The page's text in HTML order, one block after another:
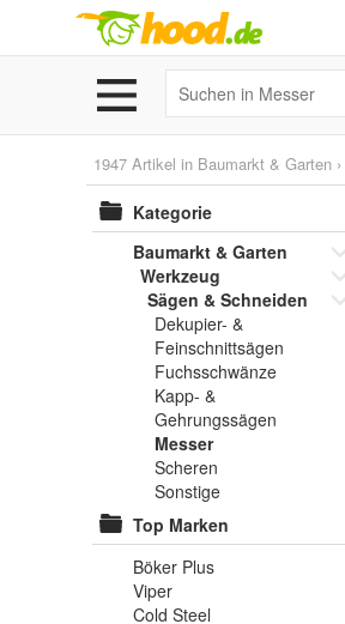
1947 Artikel in Baumarkt & Garten ›
Kategorie
Baumarkt & Garten
Werkzeug
Sägen & Schneiden
Dekupier- &
Feinschnittsägen
Fuchsschwänze
Kapp- &
Gehrungssägen
Messer
Scheren
Sonstige
Top Marken
Böker Plus
Viper
Cold Steel